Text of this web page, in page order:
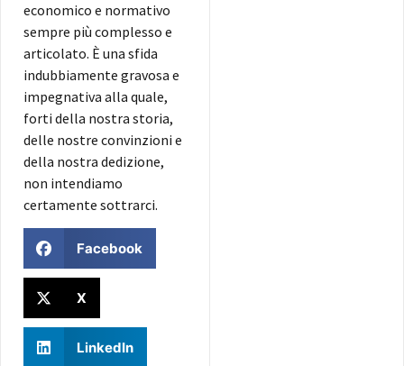
economico e normativo
sempre più complesso e
articolato. È una sfida
indubbiamente gravosa e
impegnativa alla quale,
forti della nostra storia,
delle nostre convinzioni e
della nostra dedizione,
non intendiamo
certamente sottrarci.
Facebook
X
LinkedIn